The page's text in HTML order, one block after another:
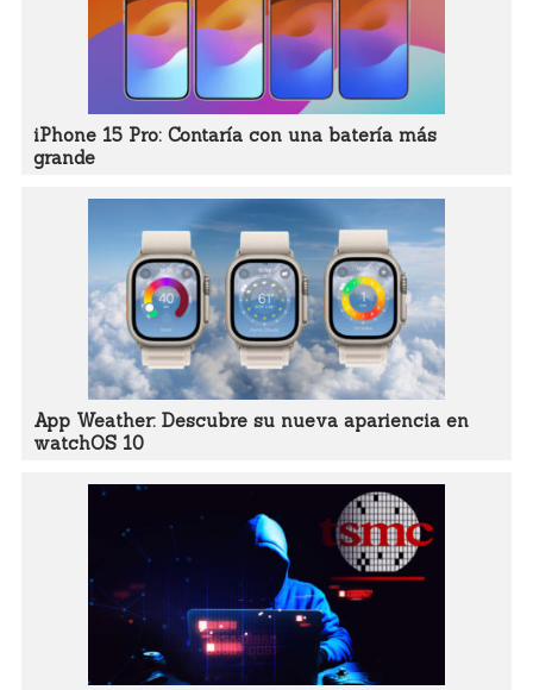
iPhone 15 Pro: Contaría con una batería más
grande
App Weather: Descubre su nueva apariencia en
watchOS 10